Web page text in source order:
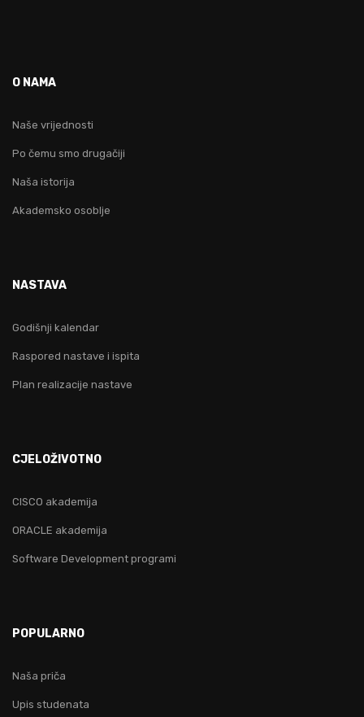
O NAMA
Naše vrijednosti
Po čemu smo drugačiji
Naša istorija
Akademsko osoblje
NASTAVA
Godišnji kalendar
Raspored nastave i ispita
Plan realizacije nastave
CJELOŽIVOTNO
CISCO akademija
ORACLE akademija
Software Development programi
POPULARNO
Naša priča
Upis studenata